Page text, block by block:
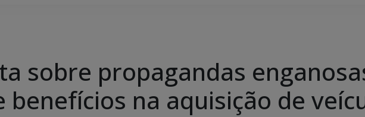
sobre propagandas
benefícios na aquisição de